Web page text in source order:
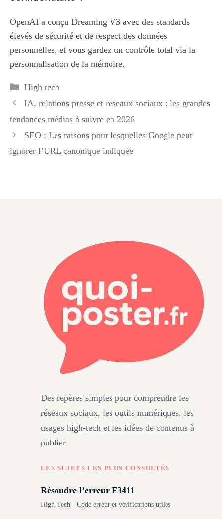
OpenAI a conçu Dreaming V3 avec des standards
élevés de sécurité et de respect des données
personnelles, et vous gardez un contrôle total via la
personnalisation de la mémoire.
Catégories
High tech
IA, relations presse et réseaux sociaux : les grandes
tendances médias à suivre en 2026
SEO : Les raisons pour lesquelles Google peut
ignorer l’URL canonique indiquée
Des repères simples pour comprendre les
réseaux sociaux, les outils numériques, les
usages high-tech et les idées de contenus à
publier.
LES SUJETS LES PLUS CONSULTÉS
Résoudre l’erreur F3411
High-Tech - Code erreur et vérifications utiles